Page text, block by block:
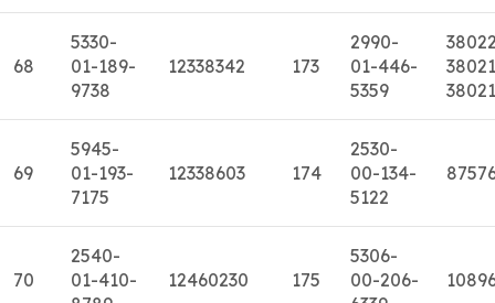
68
5330-
01-189-
9738
12338342 173
2990-
01-446-
5359
69
5945-
01-193-
7175
12338603 174
2530-
00-134-
5122
70
2540-
01-410-
12460230 175
5306-
00-206-